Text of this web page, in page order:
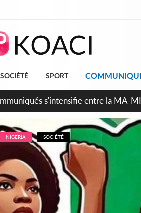
SOCIÉTÉ SPORT
plaide pour un environnement
NIGERIA SOCIÉTÉ